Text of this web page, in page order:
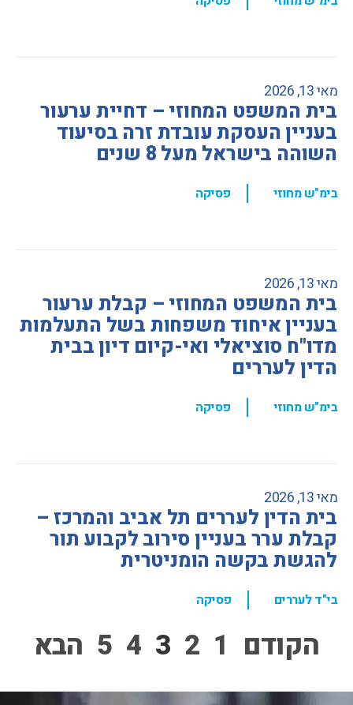
מאי 13, 2026
בית המשפט המחוזי – דחיית ערעור
בעניין העסקת עובדת זרה בסיעוד
השוהה בישראל מעל 8 שנים
בימ"ש מחוזי , פסיקה
מאי 13, 2026
בית המשפט המחוזי – קבלת ערעור
בעניין איחוד משפחות בשל התעלמות
מדו"ח סוציאלי ואי-קיום דיון בבית
הדין לעררים
בימ"ש מחוזי , פסיקה
מאי 13, 2026
בית הדין לעררים תל אביב והמרכז –
קבלת ערר בעניין סירוב לקבוע תור
להגשת בקשה הומניטרית
בי"ד לעררים , פסיקה
הקודם 1
2
3
4
5 הבא